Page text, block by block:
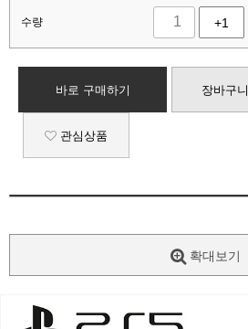
수량 +1
바로 구매하기 장바구니
관심상품
확대보기